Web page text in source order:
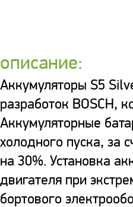
описание:
Аккумуляторы S5
разработок BOSCH,
Аккумуляторные
холодного пуска, за
на 30%. Установка
двигателя при
бортового